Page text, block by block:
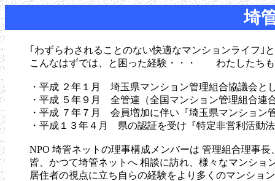
埼
｢わずらわされることのない快適なマンションライフ｣
こんなはずでは、と困った経験・・・ わたしたちも
・平成 ２年１月 埼玉県マンション管理組合協議会と
・平成 ５年９月 全管連（全国マンション管理組合連
・平成 ７年７月 会員増加に伴い『埼玉県マンション
・平成１３年４月 県の認証を受け『特定非営利活動
NPO 埼管ネットの理事構成メンバーは 管理組合理事
皆、かつて埼管ネットへ 相談に訪れ、様々なマンシ
居住者の視点に立ち自らの経験をより多くのマンショ